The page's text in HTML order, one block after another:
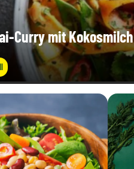
Curry mit Kokosmilch